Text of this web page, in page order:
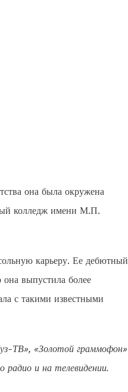
она была окружена
колледж имени М.П.
карьеру. Ее дебютный
выпустила более
с такими известными
ТВ», «Золотой граммофон»
радио и на телевидении.